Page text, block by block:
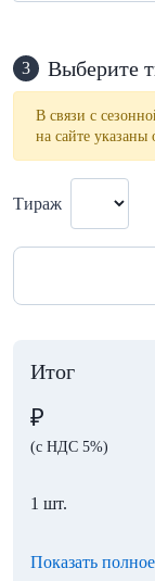
3 Выберите
В связи с
на сайте
Тираж
Итог
₽
(с НДС 5%)
1 шт.
Показать